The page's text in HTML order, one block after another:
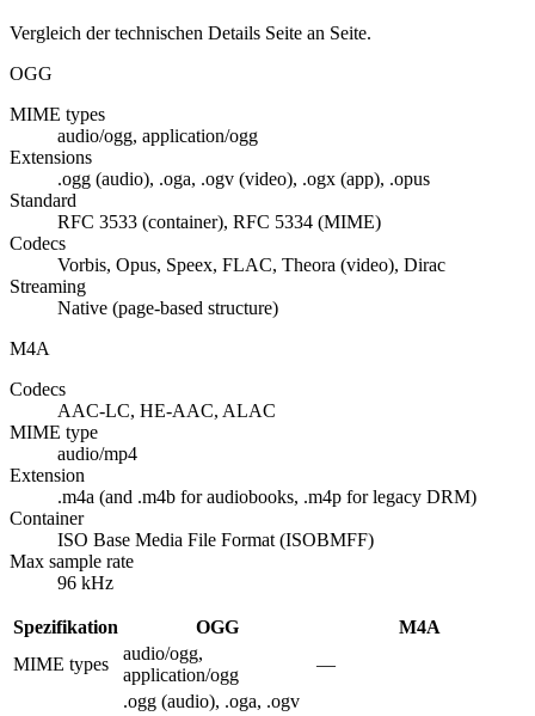
Vergleich der technischen Details Seite an Seite.
OGG
MIME types
audio/ogg, application/ogg
Extensions
.ogg (audio), .oga, .ogv (video), .ogx (app), .opus
Standard
RFC 3533 (container), RFC 5334 (MIME)
Codecs
Vorbis, Opus, Speex, FLAC, Theora (video), Dirac
Streaming
Native (page-based structure)
M4A
Codecs
AAC-LC, HE-AAC, ALAC
MIME type
audio/mp4
Extension
.m4a (and .m4b for audiobooks, .m4p for legacy DRM)
Container
ISO Base Media File Format (ISOBMFF)
Max sample rate
96 kHz
Spezifikation OGG
M4A
MIME types
audio/ogg,
application/ogg
—
.ogg (audio), .oga, .ogv